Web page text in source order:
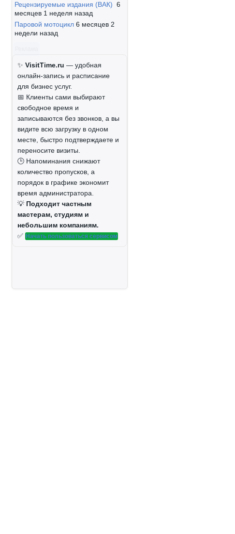
Рецензируемые издания (ВАК) 6
месяцев 1 неделя назад
Паровой мотоцикл 6 месяцев 2
недели назад
✨ VisitTime.ru — удобная
онлайн-запись и расписание
для бизнес услуг.
📅 Клиенты сами выбирают
свободное время и
записываются без звонков, а вы
видите всю загрузку в одном
месте, быстро подтверждаете и
переносите визиты.
🕒 Напоминания снижают
количество пропусков, а
порядок в графике экономит
время администратора.
💡 Подходит частным
мастерам, студиям и
небольшим компаниям.
✅ Начать пользоваться сервисом